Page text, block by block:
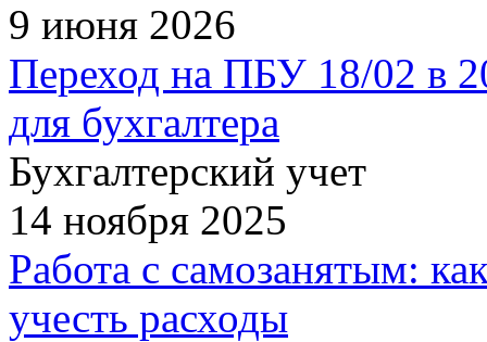
9 июня 2026
Переход на ПБУ 18/02 в
для бухгалтера
Бухгалтерский учет
14 ноября 2025
Работа с самозанятым:
учесть расходы